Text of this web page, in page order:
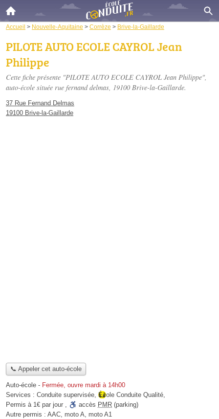
Accueil > Nouvelle-Aquitaine > Corrèze > Brive-la-Gaillarde
PILOTE AUTO ECOLE CAYROL Jean
Philippe
Cette fiche présente "PILOTE AUTO ECOLE CAYROL Jean Philippe",
auto-école située rue fernand delmas, 19100 Brive-la-Gaillarde.
37 Rue Fernand Delmas
19100 Brive-la-Gaillarde
📞 Appeler cet auto-école
Auto-école - Fermée, ouvre mardi à 14h00
Services : Conduite supervisée, École Conduite Qualité,
Permis à 1€ par jour , accès PMR (parking)
Autre permis : AAC, moto A, moto A1